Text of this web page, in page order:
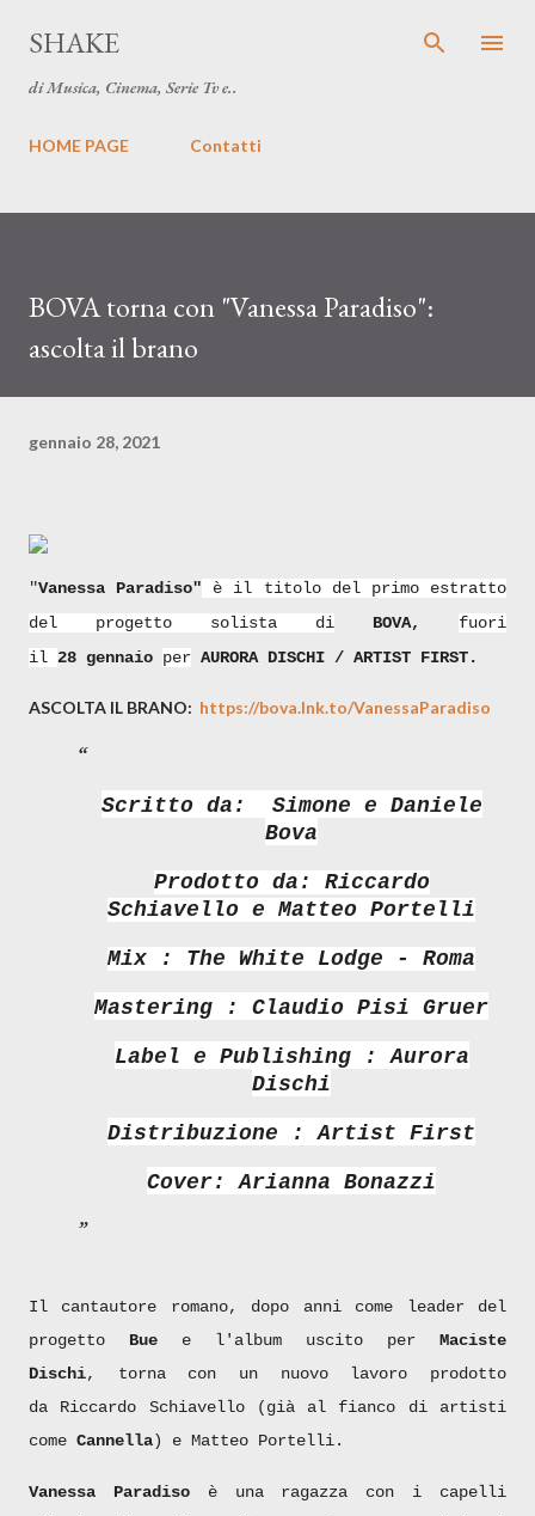
SHAKE
di Musica, Cinema, Serie Tv e..
HOME PAGE Contatti
BOVA torna con "Vanessa Paradiso":
ascolta il brano
gennaio 28, 2021
"Vanessa Paradiso"
è il titolo del primo estratto
del progetto solista di BOVA, fuori
il 28 gennaio per AURORA DISCHI / ARTIST FIRST.
ASCOLTA IL BRANO: https://bova.lnk.to/VanessaParadiso
Scritto da: Simone e Daniele
Bova
Prodotto da: Riccardo
Schiavello e Matteo Portelli
Mix : The White Lodge - Roma
Mastering : Claudio Pisi Gruer
Label e Publishing : Aurora
Dischi
Distribuzione : Artist First
Cover: Arianna Bonazzi
Il cantautore romano, dopo anni come leader del
progetto Bue e l'album uscito per Maciste
Dischi,
torna con un nuovo lavoro prodotto
da
Riccardo Schiavello (già al fianco di artisti
come Cannella) e Matteo Portelli.
Vanessa Paradiso
è una ragazza con i capelli